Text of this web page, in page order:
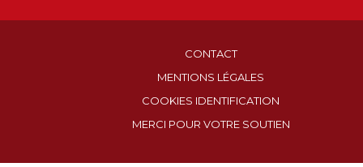
CONTACT
MENTIONS LÉGALES
COOKIES IDENTIFICATION
MERCI POUR VOTRE SOUTIEN